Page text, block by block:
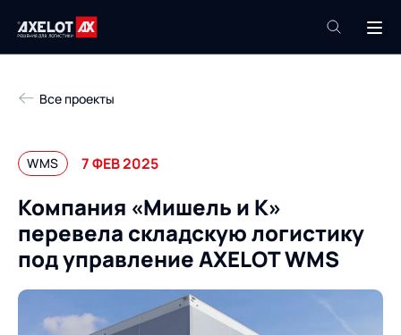
Техподдержка
Продукты
Роботизация
Услуги
Пресс-центр
Проекты
Контакты
Все проекты
WMS 7 ФЕВ 2025
Компания «Мишель и К»
перевела складскую логистику
под управление AXELOT WMS